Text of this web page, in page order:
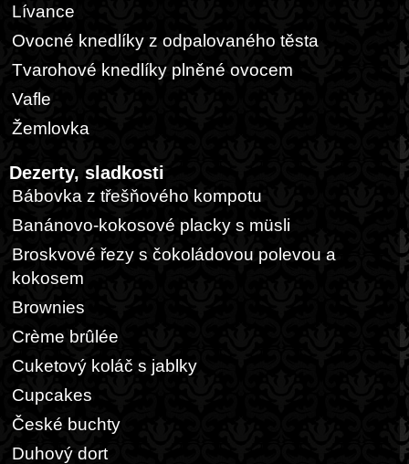
Lívance
Ovocné knedlíky z odpalovaného těsta
Tvarohové knedlíky plněné ovocem
Vafle
Žemlovka
Dezerty, sladkosti
Bábovka z třešňového kompotu
Banánovo-kokosové placky s müsli
Broskvové řezy s čokoládovou polevou a
kokosem
Brownies
Crème brûlée
Cuketový koláč s jablky
Cupcakes
České buchty
Duhový dort